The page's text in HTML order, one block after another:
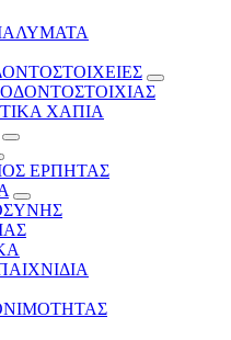
ΧΑΠΙΑ
ΕΡΠΗΤΑΣ